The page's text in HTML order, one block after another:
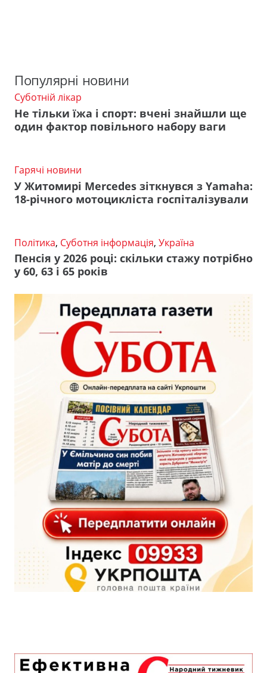
Популярні новини
Суботній лікар
Не тільки їжа і спорт: вчені знайшли ще
один фактор повільного набору ваги
Гарячі новини
У Житомирі Mercedes зіткнувся з Yamaha:
18-річного мотоцикліста госпіталізували
Політика, Суботня інформація, Україна
Пенсія у 2026 році: скільки стажу потрібно
у 60, 63 і 65 років